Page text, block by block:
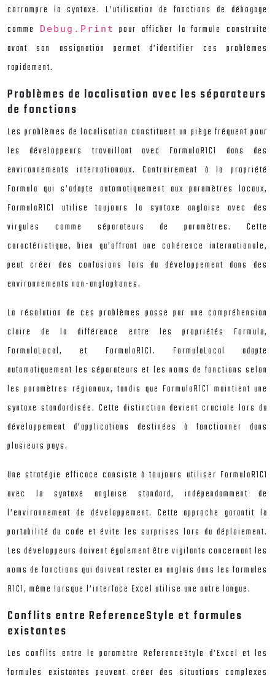
corrompre la syntaxe. L’utilisation de fonctions de débogage
comme
Debug.Print
pour afficher la formule construite
avant son assignation permet d’identifier ces problèmes
rapidement.
Problèmes de localisation avec les séparateurs
de fonctions
Les problèmes de localisation constituent un piège fréquent pour
les développeurs travaillant avec FormulaR1C1 dans des
environnements internationaux. Contrairement à la propriété
Formula qui s’adapte automatiquement aux paramètres locaux,
FormulaR1C1 utilise toujours la syntaxe anglaise avec des
virgules comme séparateurs de paramètres. Cette
caractéristique, bien qu’offrant une cohérence internationale,
peut créer des confusions lors du développement dans des
environnements non-anglophones.
La résolution de ces problèmes passe par une compréhension
claire de la différence entre les propriétés Formula,
FormulaLocal, et FormulaR1C1. FormulaLocal adapte
automatiquement les séparateurs et les noms de fonctions selon
les paramètres régionaux, tandis que FormulaR1C1 maintient une
syntaxe standardisée. Cette distinction devient cruciale lors du
développement d’applications destinées à fonctionner dans
plusieurs pays.
Une stratégie efficace consiste à toujours utiliser FormulaR1C1
avec la syntaxe anglaise standard, indépendamment de
l’environnement de développement. Cette approche garantit la
portabilité du code et évite les surprises lors du déploiement.
Les développeurs doivent également être vigilants concernant les
noms de fonctions qui doivent rester en anglais dans les formules
R1C1, même lorsque l’interface Excel utilise une autre langue.
Conflits entre ReferenceStyle et formules
existantes
Les conflits entre le paramètre ReferenceStyle d’Excel et les
formules existantes peuvent créer des situations complexes